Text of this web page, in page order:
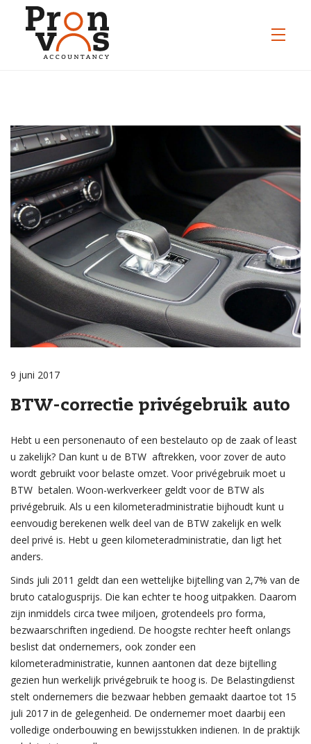
9 juni 2017
BTW-correctie privégebruik auto
Hebt u een personenauto of een bestelauto op de zaak of least
u zakelijk? Dan kunt u de BTW aftrekken, voor zover de auto
wordt gebruikt voor belaste omzet. Voor privégebruik moet u
BTW betalen. Woon-werkverkeer geldt voor de BTW als
privégebruik. Als u een kilometeradministratie bijhoudt kunt u
eenvoudig berekenen welk deel van de BTW zakelijk en welk
deel privé is. Hebt u geen kilometeradministratie, dan ligt het
anders.
Sinds juli 2011 geldt dan een wettelijke bijtelling van 2,7% van de
bruto catalogusprijs. Die kan echter te hoog uitpakken. Daarom
zijn inmiddels circa twee miljoen, grotendeels pro forma,
bezwaarschriften ingediend. De hoogste rechter heeft onlangs
beslist dat ondernemers, ook zonder een
kilometeradministratie, kunnen aantonen dat deze bijtelling
gezien hun werkelijk privégebruik te hoog is. De Belastingdienst
stelt ondernemers die bezwaar hebben gemaakt daartoe tot 15
juli 2017 in de gelegenheid. De ondernemer moet daarbij een
volledige onderbouwing en bewijsstukken indienen. In de praktijk